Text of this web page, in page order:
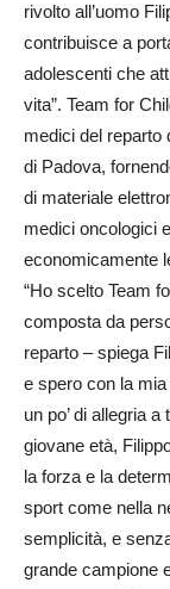
rivolto all’uomo
contribuisce a
adolescenti che
vita”. Team for
medici del reparto
di Padova,
di materiale
medici oncologici
economicamente
“Ho scelto Team
composta da
reparto – spiega
e spero con la
un po’ di allegria
giovane età,
la forza e la
sport come nella
semplicità, e
grande campione